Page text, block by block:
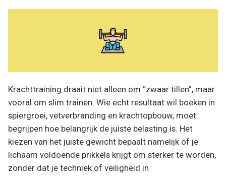
Krachttraining draait niet alleen om “zwaar tillen”, maar
vooral om slim trainen. Wie echt resultaat wil boeken in
spiergroei, vetverbranding en krachtopbouw, moet
begrijpen hoe belangrijk de juiste belasting is. Het
kiezen van het juiste gewicht bepaalt namelijk of je
lichaam voldoende prikkels krijgt om sterker te worden,
zonder dat je techniek of veiligheid in